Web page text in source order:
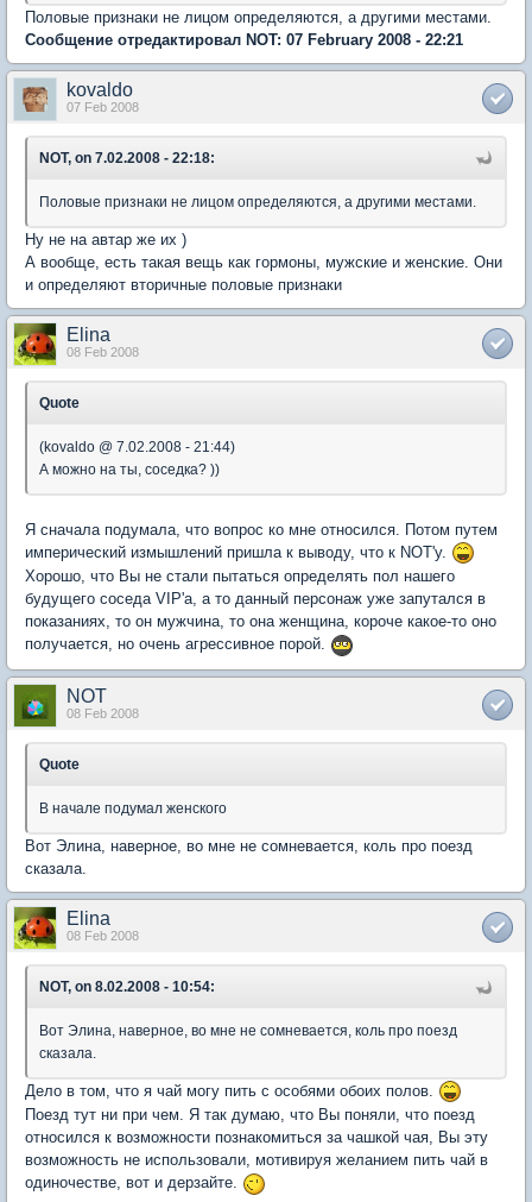
Половые признаки не лицом определяются, а другими местами.
Сообщение отредактировал NOT: 07 February 2008 - 22:21
kovaldo
07 Feb 2008
NOT, on 7.02.2008 - 22:18:
Половые признаки не лицом определяются, а другими местами.
Ну не на автар же их )
А вообще, есть такая вещь как гормоны, мужские и женские. Они
и определяют вторичные половые признаки
Elina
08 Feb 2008
Quote
(kovaldo @ 7.02.2008 - 21:44)
А можно на ты, соседка? ))
Я сначала подумала, что вопрос ко мне относился. Потом путем
имперический измышлений пришла к выводу, что к NOT'у.
Хорошо, что Вы не стали пытаться определять пол нашего
будущего соседа VIP'а, а то данный персонаж уже запутался в
показаниях, то он мужчина, то она женщина, короче какое-то оно
получается, но очень агрессивное порой.
NOT
08 Feb 2008
Quote
В начале подумал женского
Вот Элина, наверное, во мне не сомневается, коль про поезд
сказала.
Elina
08 Feb 2008
NOT, on 8.02.2008 - 10:54:
Вот Элина, наверное, во мне не сомневается, коль про поезд
сказала.
Дело в том, что я чай могу пить с особями обоих полов.
Поезд тут ни при чем. Я так думаю, что Вы поняли, что поезд
относился к возможности познакомиться за чашкой чая, Вы эту
возможность не использовали, мотивируя желанием пить чай в
одиночестве, вот и дерзайте.